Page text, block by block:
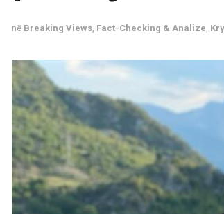
në Breaking Views Fact-Checking & Analize